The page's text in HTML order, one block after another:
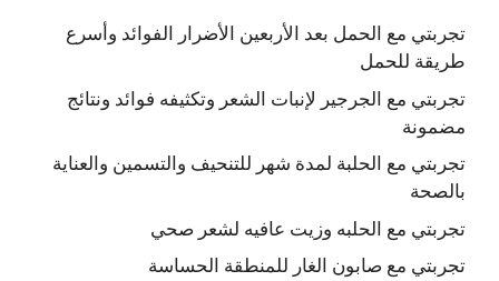
تجربتي مع الحمل بعد الأربعين الأضرار الفوائد وأسرع
طريقة للحمل
تجربتي مع الجرجير لإنبات الشعر وتكثيفه فوائد ونتائج
مضمونة
تجربتي مع الحلبة لمدة شهر للتنحيف والتسمين والعناية
بالصحة
تجربتي مع الحلبه وزيت عافيه لشعر صحي
تجربتي مع صابون الغار للمنطقة الحساسة